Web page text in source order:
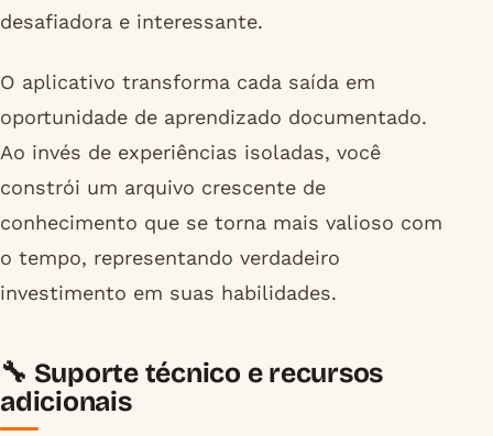
desafiadora e interessante.
O aplicativo transforma cada saída em
oportunidade de aprendizado documentado.
Ao invés de experiências isoladas, você
constrói um arquivo crescente de
conhecimento que se torna mais valioso com
o tempo, representando verdadeiro
investimento em suas habilidades.
🔧 Suporte técnico e recursos
adicionais